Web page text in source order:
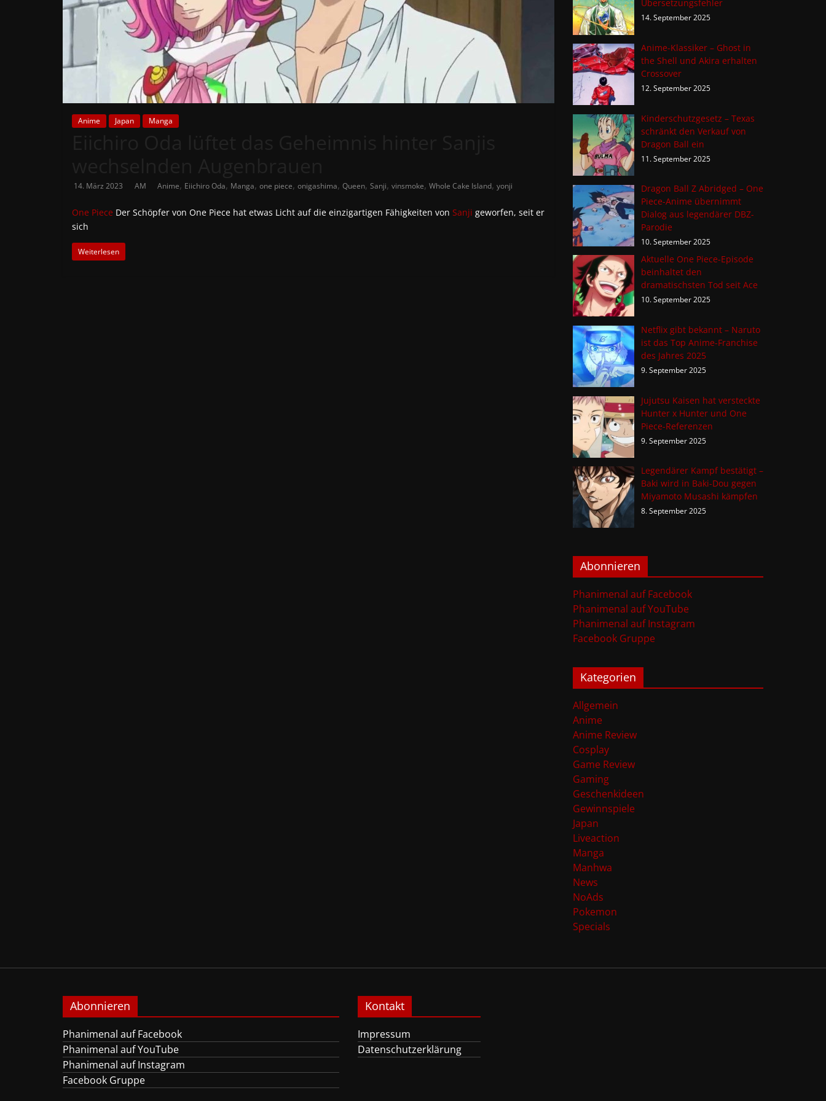
News
Auf
Phanimenal
die
aktuellsten
Japan
Deutschland
Anime Japan Manga
14. März 2023 AM Anime, Eiichiro Oda, Manga, one piece, onigashima, Queen, Sanji, vinsmoke, Whole Cake Island, yonji
One Piece Der Schöpfer von One Piece hat etwas Licht auf die einzigartigen Fähigkeiten von Sanji geworfen, seit er
sich
Weiterlesen
Übersetzungsfehler
14. September 2025
Anime-Klassiker – Ghost in
the Shell und Akira erhalten
Crossover
12. September 2025
Kinderschutzgesetz – Texas
schränkt den Verkauf von
Dragon Ball ein
11. September 2025
Dragon Ball Z Abridged – One
Piece-Anime übernimmt
Dialog aus legendärer DBZ-
Parodie
10. September 2025
Aktuelle One Piece-Episode
beinhaltet den
dramatischsten Tod seit Ace
10. September 2025
Netflix gibt bekannt – Naruto
ist das Top Anime-Franchise
des Jahres 2025
9. September 2025
Jujutsu Kaisen hat versteckte
Hunter x Hunter und One
Piece-Referenzen
9. September 2025
Legendärer Kampf bestätigt –
Baki wird in Baki-Dou gegen
Miyamoto Musashi kämpfen
8. September 2025
Abonnieren
Phanimenal auf Facebook
Phanimenal auf YouTube
Phanimenal auf Instagram
Facebook Gruppe
Kategorien
Allgemein
Anime
Anime Review
Cosplay
Game Review
Gaming
Geschenkideen
Gewinnspiele
Japan
Liveaction
Manga
Manhwa
News
NoAds
Pokemon
Specials
Abonnieren
Phanimenal auf Facebook
Phanimenal auf YouTube
Phanimenal auf Instagram
Facebook Gruppe
Kontakt
Impressum
Datenschutzerklärung